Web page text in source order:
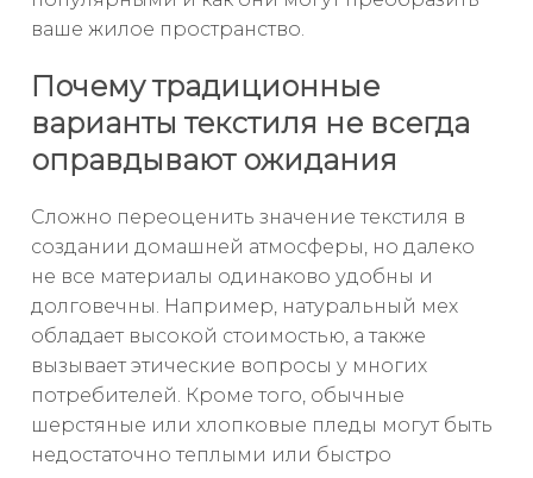
ваше жилое пространство.
Почему традиционные
варианты текстиля не всегда
оправдывают ожидания
Сложно переоценить значение текстиля в
создании домашней атмосферы, но далеко
не все материалы одинаково удобны и
долговечны. Например, натуральный мех
обладает высокой стоимостью, а также
вызывает этические вопросы у многих
потребителей. Кроме того, обычные
шерстяные или хлопковые пледы могут быть
недостаточно теплыми или быстро